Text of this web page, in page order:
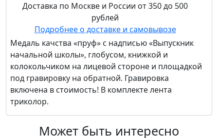
Доставка по Москве и России от 350 до 500
рублей
Подробнее о доставке и самовывозе
Медаль качства «пруф» с надписью «Выпускник
начальной школы», глобусом, книжкой и
колокольчиком на лицевой стороне и площадкой
под гравировку на обратной. Гравировка
включена в стоимость! В комплекте лента
триколор.
Может быть интересно